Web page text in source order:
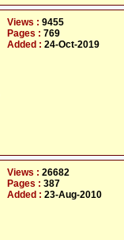
Views : 9455
Pages : 769
Added : 24-Oct-2019
Views : 26682
Pages : 387
Added : 23-Aug-2010